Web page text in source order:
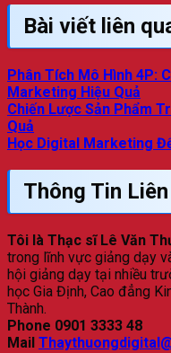
Bài viết liên
Phân Tích Mô Hình 4P:
Marketing Hiệu Quả
Chiến Lược Sản Phẩm
Quả
Học Digital Marketing
Thông Tin
Tôi là Thạc sĩ Lê Văn
trong lĩnh vực giảng dạy
hội giảng dạy tại nhiều
học Gia Định, Cao đẳng
Thành.
Phone 0901 3333 48
Mail